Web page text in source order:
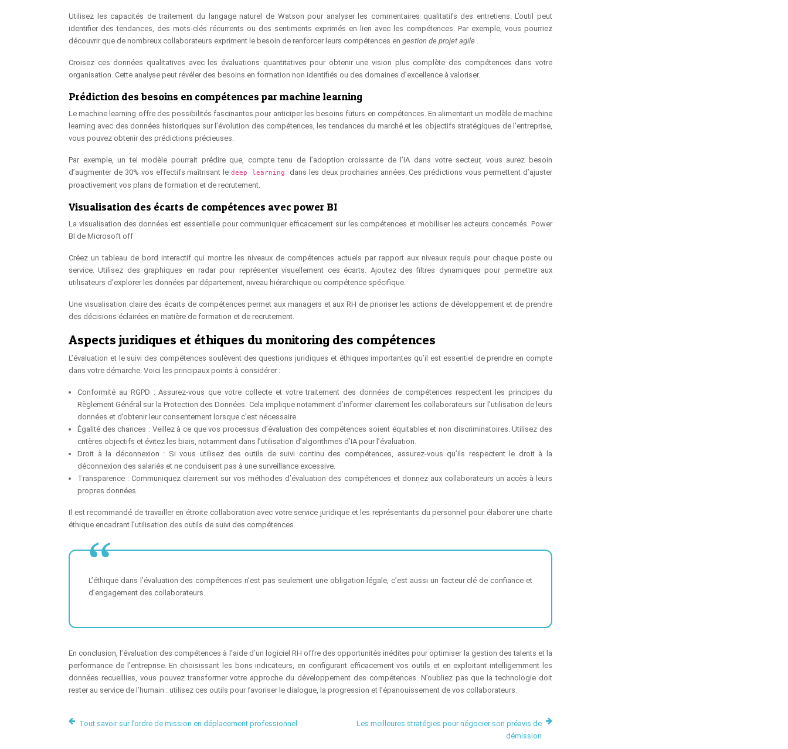
Utilisez les capacités de traitement du langage naturel de Watson pour analyser les commentaires qualitatifs des entretiens. L’outil peut
identifier des tendances, des mots-clés récurrents ou des sentiments exprimés en lien avec les compétences. Par exemple, vous pourriez
découvrir que de nombreux collaborateurs expriment le besoin de renforcer leurs compétences en gestion de projet agile .
Croisez ces données qualitatives avec les évaluations quantitatives pour obtenir une vision plus complète des compétences dans votre
organisation. Cette analyse peut révéler des besoins en formation non identifiés ou des domaines d’excellence à valoriser.
Prédiction des besoins en compétences par machine learning
Le machine learning offre des possibilités fascinantes pour anticiper les besoins futurs en compétences. En alimentant un modèle de machine
learning avec des données historiques sur l’évolution des compétences, les tendances du marché et les objectifs stratégiques de l’entreprise,
vous pouvez obtenir des prédictions précieuses.
Par exemple, un tel modèle pourrait prédire que, compte tenu de l’adoption croissante de l’IA dans votre secteur, vous aurez besoin
d’augmenter de 30% vos effectifs maîtrisant ledeep learning dans les deux prochaines années. Ces prédictions vous permettent d’ajuster
proactivement vos plans de formation et de recrutement.
Visualisation des écarts de compétences avec power BI
La visualisation des données est essentielle pour communiquer efficacement sur les compétences et mobiliser les acteurs concernés. Power
BI de Microsoft off
Créez un tableau de bord interactif qui montre les niveaux de compétences actuels par rapport aux niveaux requis pour chaque poste ou
service. Utilisez des graphiques en radar pour représenter visuellement ces écarts. Ajoutez des filtres dynamiques pour permettre aux
utilisateurs d’explorer les données par département, niveau hiérarchique ou compétence spécifique.
Une visualisation claire des écarts de compétences permet aux managers et aux RH de prioriser les actions de développement et de prendre
des décisions éclairées en matière de formation et de recrutement.
Aspects juridiques et éthiques du monitoring des compétences
L’évaluation et le suivi des compétences soulèvent des questions juridiques et éthiques importantes qu’il est essentiel de prendre en compte
dans votre démarche. Voici les principaux points à considérer :
Conformité au RGPD : Assurez-vous que votre collecte et votre traitement des données de compétences respectent les principes du
Règlement Général sur la Protection des Données. Cela implique notamment d’informer clairement les collaborateurs sur l’utilisation de leurs
données et d’obtenir leur consentement lorsque c’est nécessaire.
Égalité des chances : Veillez à ce que vos processus d’évaluation des compétences soient équitables et non discriminatoires. Utilisez des
critères objectifs et évitez les biais, notamment dans l’utilisation d’algorithmes d’IA pour l’évaluation.
Droit à la déconnexion : Si vous utilisez des outils de suivi continu des compétences, assurez-vous qu’ils respectent le droit à la
déconnexion des salariés et ne conduisent pas à une surveillance excessive.
Transparence : Communiquez clairement sur vos méthodes d’évaluation des compétences et donnez aux collaborateurs un accès à leurs
propres données.
Il est recommandé de travailler en étroite collaboration avec votre service juridique et les représentants du personnel pour élaborer une charte
éthique encadrant l’utilisation des outils de suivi des compétences.
L’éthique dans l’évaluation des compétences n’est pas seulement une obligation légale, c’est aussi un facteur clé de confiance et
d’engagement des collaborateurs.
En conclusion, l’évaluation des compétences à l’aide d’un logiciel RH offre des opportunités inédites pour optimiser la gestion des talents et la
performance de l’entreprise. En choisissant les bons indicateurs, en configurant efficacement vos outils et en exploitant intelligemment les
données recueillies, vous pouvez transformer votre approche du développement des compétences. N’oubliez pas que la technologie doit
rester au service de l’humain : utilisez ces outils pour favoriser le dialogue, la progression et l’épanouissement de vos collaborateurs.
Tout savoir sur l’ordre de mission en déplacement professionnel
Les meilleures stratégies pour négocier son préavis de
démission